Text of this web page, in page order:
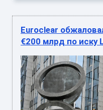
Euroclear
€200 млрд по иску